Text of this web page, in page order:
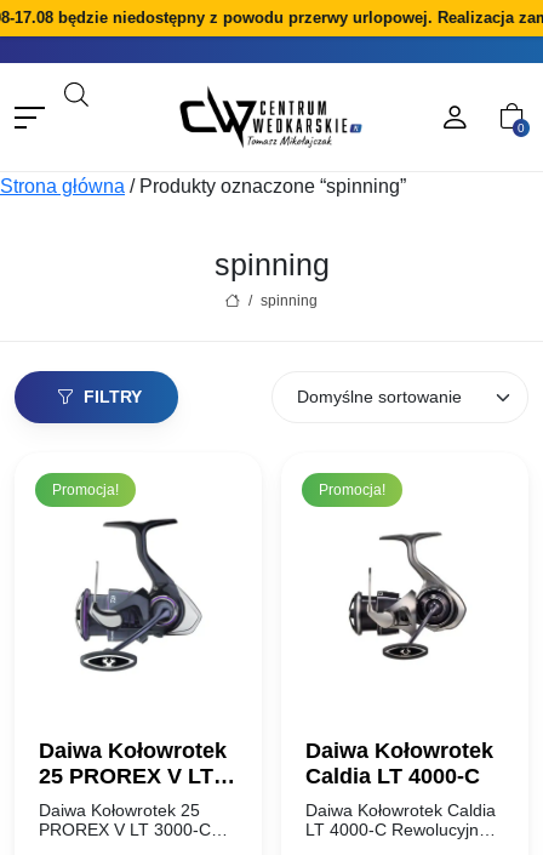
będzie niedostępny z powodu przerwy urlopowej. Realizacja
0
Strona główna /Produkty oznaczone “spinning”
spinning
/ spinning
FILTRY
Promocja!
Daiwa Kołowrotek
25 PROREX V LT
3000-C
Daiwa Kołowrotek 25
PROREX V LT 3000-C
Promocja!
Daiwa Kołowrotek
Caldia LT 4000-C
Daiwa Kołowrotek Caldia
LT 4000-C Rewolucyjna